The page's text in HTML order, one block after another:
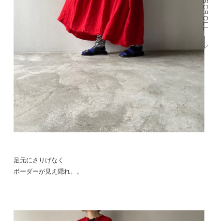
足元にさりげなく
ボーダーが見え隠れ。。